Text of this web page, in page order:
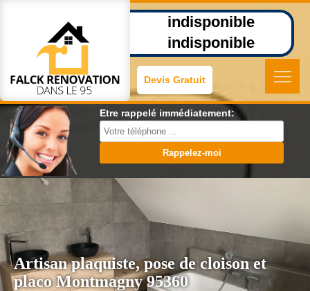
indisponible
indisponible
Devis Gratuit
Etre rappelé immédiatement:
Artisan plaquiste, pose de cloison et
placo Montmagny 95360